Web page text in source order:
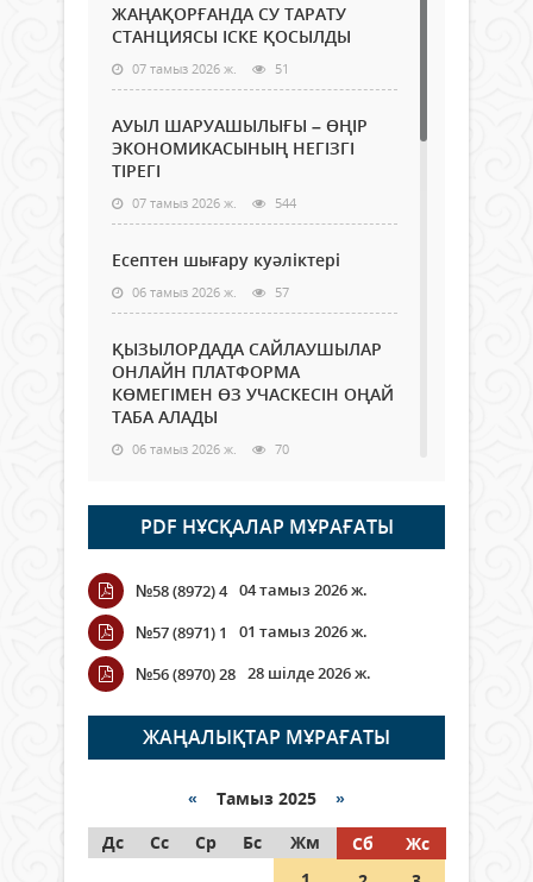
ЖАҢАҚОРҒАНДА СУ ТАРАТУ
СТАНЦИЯСЫ ІСКЕ ҚОСЫЛДЫ
07 тамыз 2026 ж. 51
АУЫЛ ШАРУАШЫЛЫҒЫ – ӨҢІР
ЭКОНОМИКАСЫНЫҢ НЕГІЗГІ
ТІРЕГІ
07 тамыз 2026 ж. 544
Есептен шығару куәліктері
06 тамыз 2026 ж. 57
ҚЫЗЫЛОРДАДА САЙЛАУШЫЛАР
ОНЛАЙН ПЛАТФОРМА
КӨМЕГІМЕН ӨЗ УЧАСКЕСІН ОҢАЙ
ТАБА АЛАДЫ
06 тамыз 2026 ж. 70
Open Air: Қызылорда облысы
полиция департаменті 20
мыңнан астам көрерменнің
қауіпсіздігін қамтамасыз етті
06 тамыз 2026 ж.
Wi-Fi ҚАБЫРҒА АРҚЫЛЫ ҚАЛАЙ
ӨТЕДІ?
06 тамыз 2026 ж. 252
граждане Казахстана,
05 тамыз 2026 ж. 125
PDF НҰСҚАЛАР МҰРАҒАТЫ
№58 (8972) 4 04 тамыз 2026 ж.
№57 (8971) 1
01 тамыз 2026 ж.
№56 (8970) 28 28 шілде 2026 ж.
ЖАҢАЛЫҚТАР МҰРАҒАТЫ
« Тамыз 2025 »
Дс
Сс Ср Бс Жм Сб
Жс